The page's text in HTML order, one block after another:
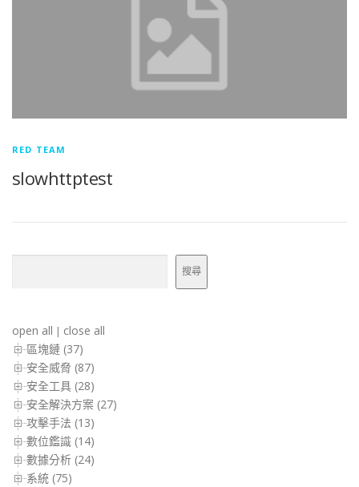
RED TEAM
slowhttptest
搜尋
open all | close all
區塊鏈 (37)
安全威脅 (87)
安全工具 (28)
安全解決方案 (27)
攻擊手法 (13)
數位鑑識 (14)
數據分析 (24)
系統 (75)